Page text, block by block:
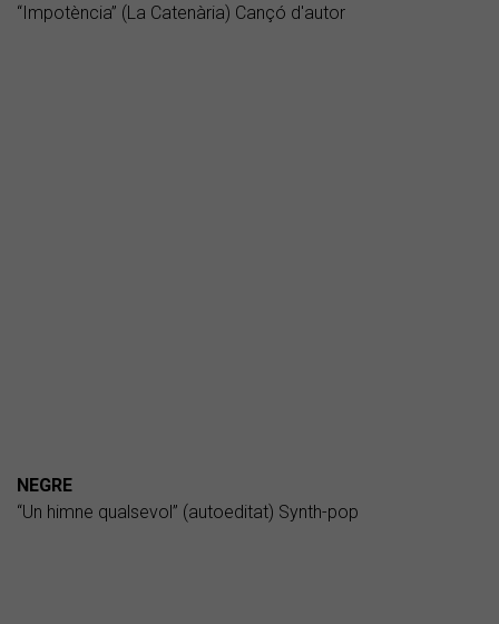
“Impotència” (La Catenària) Cançó d'autor
NEGRE
“Un himne qualsevol” (autoeditat) Synth-pop